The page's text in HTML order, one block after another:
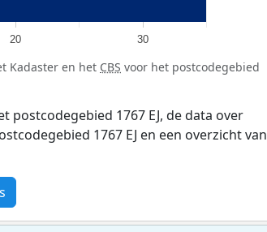
20 30
Kadaster en het CBS voor het postcodegebied
postcodegebied 1767 EJ, de data over
1767 EJ en een overzicht van